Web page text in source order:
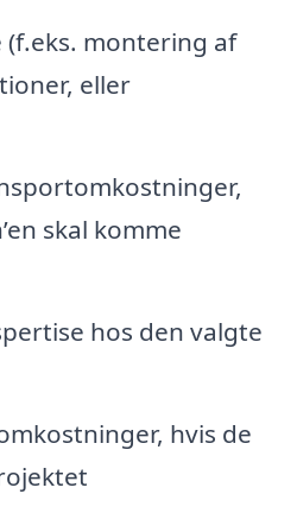
(f.eks. montering af
eller
skal komme
hos den valgte
hvis de